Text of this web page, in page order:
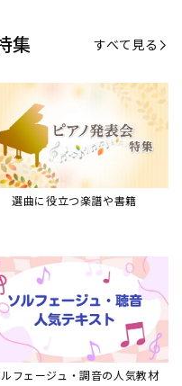
集 すべて見る
選曲に役立つ楽譜や書籍
フェージュ・調音の人気教材